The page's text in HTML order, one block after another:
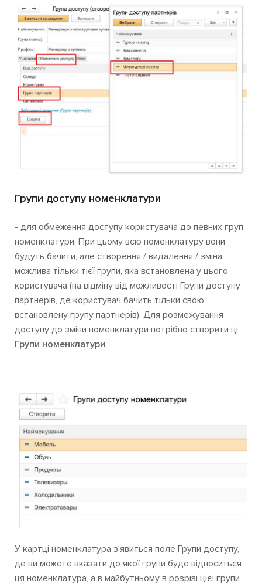
Групи доступу номенклатури
- для обмеження доступу користувача до певних груп
номенклатури. При цьому всю номенклатуру вони
будуть бачити, але створення / видалення / зміна
можлива тільки тієї групи, яка встановлена у цього
користувача (на відміну від можливості Групи доступу
партнерів, де користувач бачить тільки свою
встановлену групу партнерів). Для розмежування
доступу до зміни номенклатури потрібно створити ці
Групи номенклатури.
У картці номенклатура з'явиться поле Групи доступу,
де ви можете вказати до якої групи буде відноситься
ця номенклатура, а в майбутньому в розрізі цієї групи